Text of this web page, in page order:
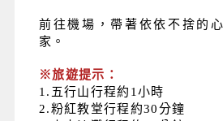
前往機場，帶著依依不捨的
家。
※旅遊提示：
1. 五行山行程約1小時
2.粉紅教堂行程約30分鐘